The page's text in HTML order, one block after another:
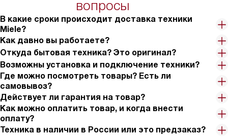
вопросы
В какие сроки происходит доставка техники
Miele?
Как давно вы работаете?
Откуда бытовая техника? Это оригинал?
Возможны установка и подключение техники?
Где можно посмотреть товары? Есть ли
самовывоз?
Действует ли гарантия на товар?
Как можно оплатить товар, и когда внести
оплату?
Техника в наличии в России или это предзаказ?